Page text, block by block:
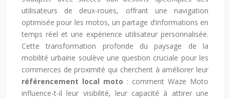
utilisateurs de deux-roues, offrant une navigation
optimisée pour les motos, un partage d’informations en
temps réel et une expérience utilisateur personnalisée.
Cette transformation profonde du paysage de la
mobilité urbaine soulève une question cruciale pour les
commerces de proximité qui cherchent à améliorer leur
référencement local moto : comment Waze Moto
influence-t-il leur visibilité, leur capacité à attirer une